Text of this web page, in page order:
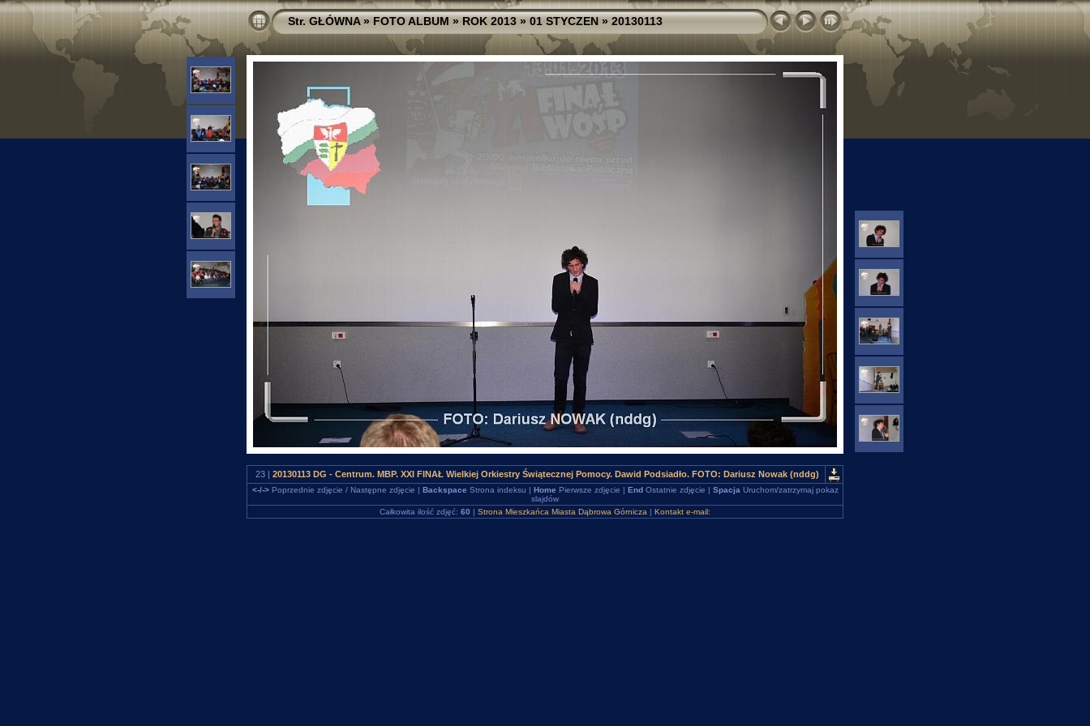
Str. GŁÓWNA»FOTO ALBUM»ROK 2013»01 STYCZEN»20130113
23 | 20130113 DG - Centrum. MBP. XXI FINAŁ Wielkiej Orkiestry Świątecznej Pomocy. Dawid Podsiadło. FOTO: Dariusz Nowak (nddg)
<-/->Poprzednie zdjęcie / Następne zdjęcie | Backspace Strona indeksu | Home Pierwsze zdjęcie | EndOstatnie zdjęcie | Spacja Uruchom/zatrzymaj pokaz
slajdów
Całkowita ilość zdjęć: 60 | Strona Mieszkańca Miasta Dąbrowa Górnicza | Kontakt e-mail: